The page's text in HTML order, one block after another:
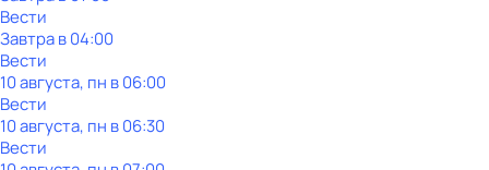
Вести
Завтра в 04:00
Вести
10 августа, пн в 06:00
Вести
10 августа, пн в 06:30
Вести